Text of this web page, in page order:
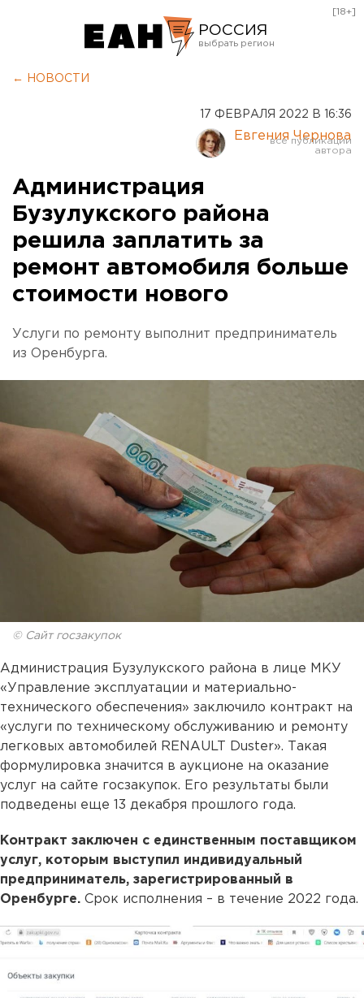
РОССИЯ
Курган
Оренбург
[18+]
← НОВОСТИ
17 ФЕВРАЛЯ 2022 В 16:36
Евгения Чернова
Администрация
Бузулукского района
решила заплатить за
ремонт автомобиля больше
стоимости нового
Услуги по ремонту выполнит предприниматель
из Оренбурга.
© Сайт госзакупок
Администрация Бузулукского района в лице МКУ
«Управление эксплуатации и материально-
технического обеспечения» заключило контракт на
«услуги по техническому обслуживанию и ремонту
легковых автомобилей RENAULT Duster». Такая
формулировка значится в аукционе на оказание
услуг на сайте госзакупок. Его результаты были
подведены еще 13 декабря прошлого года.
Контракт заключен с единственным поставщиком
услуг, которым выступил индивидуальный
предприниматель, зарегистрированный в
Оренбурге. Срок исполнения – в течение 2022 года.